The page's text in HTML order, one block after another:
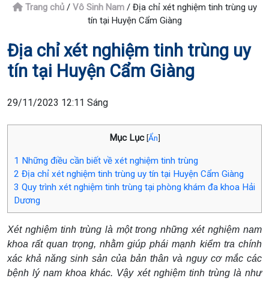
Trang chủ/ Vô Sinh Nam/ Địa chỉ xét nghiệm tinh trùng uy
tín tại Huyện Cẩm Giàng
Địa chỉ xét nghiệm tinh trùng uy
tín tại Huyện Cẩm Giàng
29/11/2023 12:11 Sáng
Mục Lục [Ẩn]
1 Những điều cần biết về xét nghiệm tinh trùng
2 Địa chỉ xét nghiệm tinh trùng uy tín tại Huyện Cẩm Giàng
3 Quy trình xét nghiệm tinh trùng tại phòng khám đa khoa Hải
Dương
Xét nghiệm tinh trùng là một trong những xét nghiệm nam
khoa rất quan trọng, nhằm giúp phái mạnh kiểm tra chính
xác khả năng sinh sản của bản thân và nguy cơ mắc các
bệnh lý nam khoa khác. Vậy xét nghiệm tinh trùng là như